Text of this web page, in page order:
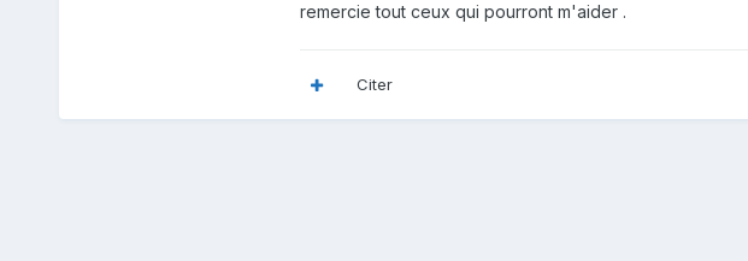
remercie tout ceux qui pourront m'aider .
Citer